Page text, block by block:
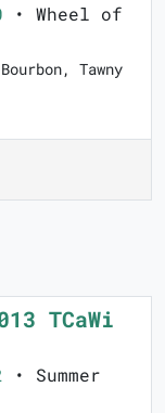
• Wheel of
Tawny
TCaWi
• Summer